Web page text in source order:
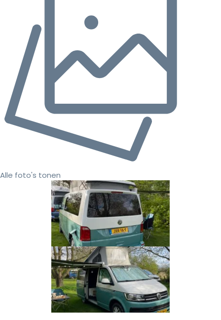
Alle foto's tonen